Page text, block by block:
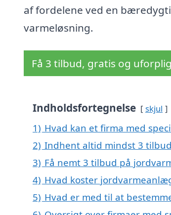
af fordelene ved en
varmeløsning.
Få 3 tilbud, gratis og
Indholdsfortegnelse skjul
1) Hvad kan et firma med
2) Indhent altid mindst 3
3) Få nemt 3 tilbud på
4) Hvad koster
5) Hvad er med til at